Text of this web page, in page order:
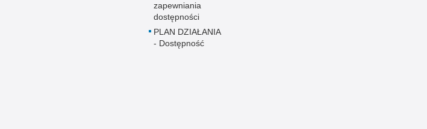
zapewniania
dostępności
PLAN DZIAŁANIA
- Dostępność